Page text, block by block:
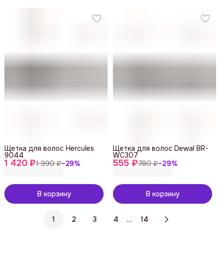
1 420 ₽1 990 ₽−29%
Щетка для волос Hercules
9044
В корзину
555 ₽780 ₽−29%
Щетка для волос Dewal BR-
WC307
В корзину
1 2 3 4 … 14